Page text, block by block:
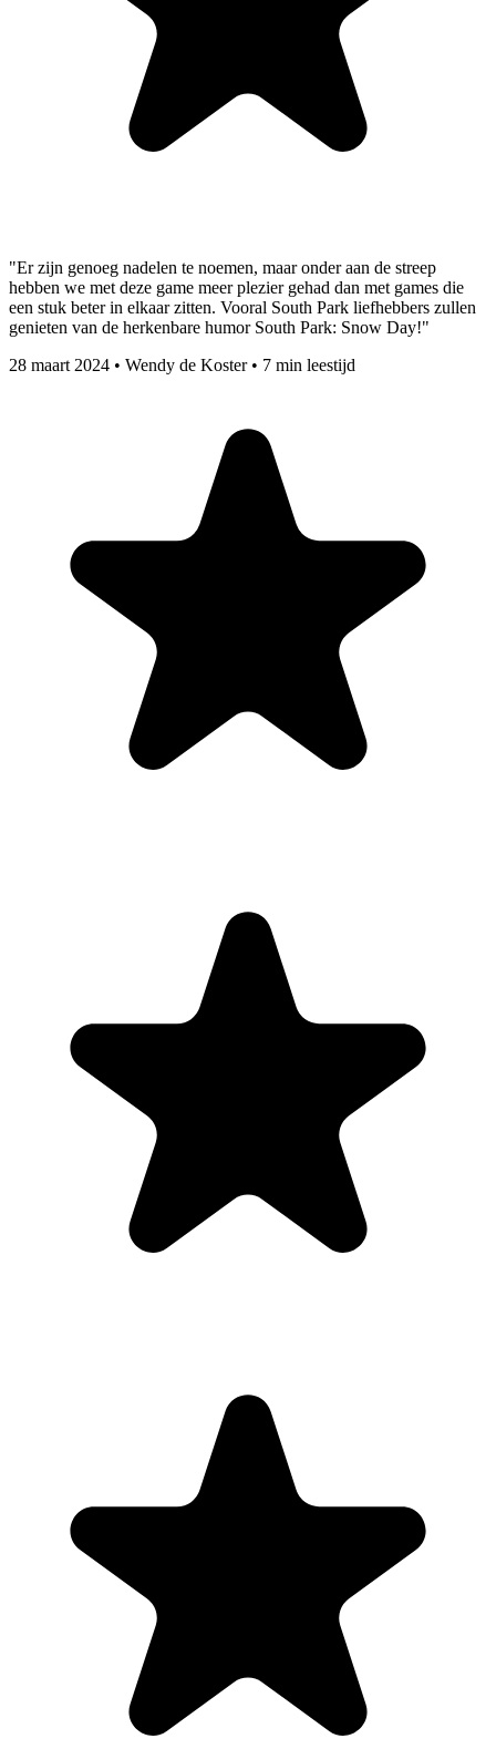
"Er zijn genoeg nadelen te noemen, maar onder aan de streep
hebben we met deze game meer plezier gehad dan met games die
een stuk beter in elkaar zitten. Vooral South Park liefhebbers zullen
genieten van de herkenbare humor South Park: Snow Day!"
28 maart 2024 • Wendy de Koster • 7 min leestijd